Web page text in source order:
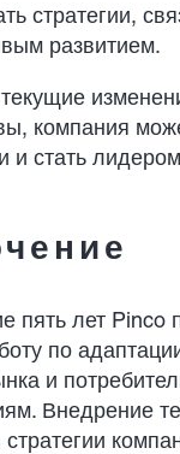
стратегии,
развитием.
компания
и стать
пять лет Pinco
по
и
Внедрение